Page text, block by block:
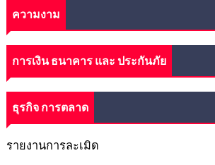
ความงาม
การเงิน ธนาคาร และ ประกันภัย
ธุรกิจ การตลาด
รายงานการละเมิด